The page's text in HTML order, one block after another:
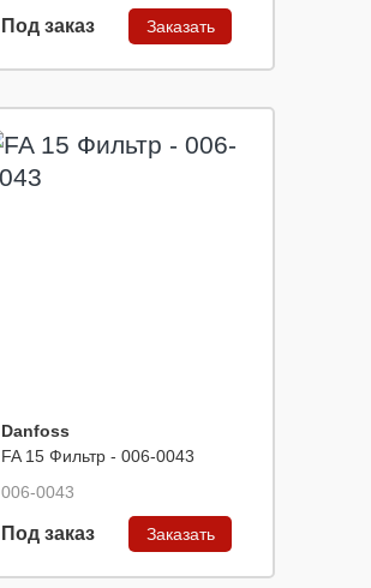
Под заказ Заказать
Danfoss
FA 15 Фильтр - 006-0043
006-0043
Под заказ Заказать